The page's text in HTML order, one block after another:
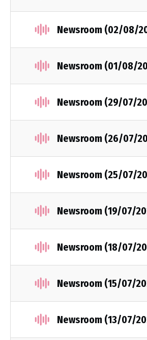
Newsroom (02/08/
Newsroom (01/08/
Newsroom (29/07/
Newsroom (26/07/
Newsroom (25/07/
Newsroom (19/07/
Newsroom (18/07/
Newsroom (15/07/
Newsroom (13/07/